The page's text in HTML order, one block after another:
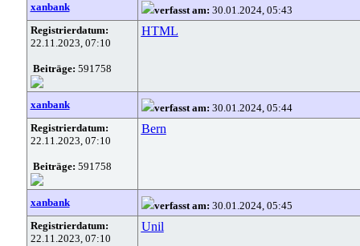
xanbank verfasst am: 30.01.2024, 05:43
Registrierdatum:
22.11.2023, 07:10
Beiträge: 591758
HTML
xanbank verfasst am: 30.01.2024, 05:44
Registrierdatum:
22.11.2023, 07:10
Beiträge: 591758
Bern
xanbank verfasst am: 30.01.2024, 05:45
Registrierdatum:
22.11.2023, 07:10
Unil